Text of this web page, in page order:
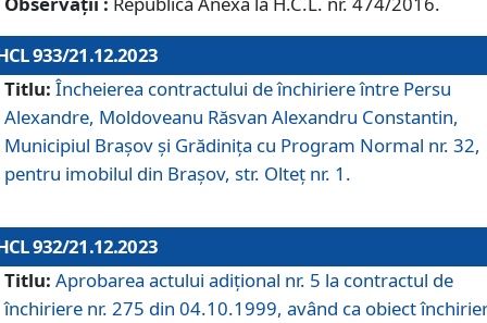
933/21.12.2023
Titlu: Încheierea contractului de închiriere între Persu
Alexandre, Moldoveanu Răsvan Alexandru Constantin,
Municipiul Braşov şi Grădinița cu Program Normal nr. 32,
pentru imobilul din Brașov, str. Olteț nr. 1.
932/21.12.2023
Titlu: Aprobarea actului adițional nr. 5 la contractul de
închiriere nr. 275 din 04.10.1999, având ca obiect